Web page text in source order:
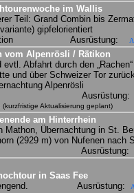
im Wallis
Teil: Grand Combin bis
gipfelorientiert
Ausrüstung:
vom Alpenrösli / Rätikon
evtl. Abfahrt durch den
und über Schweizer Tor
Alpenrösli
Ausrüstung:
: (kurzfristige Aktualisierung geplant)
am Hinterrhein
Mathon, Übernachtung in St.
(2929 m) von Nufenen nach
Ausrüstung:
in Saas Fee
Ausrüstung: